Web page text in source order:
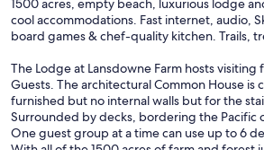
1500 acres, empty beach, luxurious lodge
cool accommodations. Fast internet, audio,
board games & chef-quality kitchen. Trails,
The Lodge at Lansdowne Farm hosts visiting
Guests. The architectural Common House is
furnished but no internal walls but for the
Surrounded by decks, bordering the Pacific
One guest group at a time can use up to 6
With all of the 1500 acres of farm and forest